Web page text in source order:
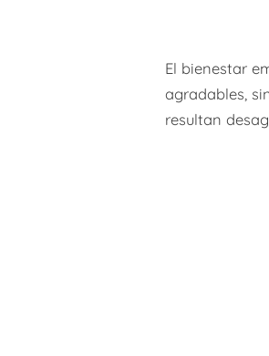
El bienestar
agradables,
resultan